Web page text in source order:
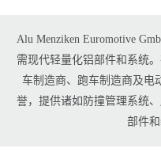
Alu Menziken Euromotive
需现代轻量化铝部件和系统
车制造商、跑车制造商及电
誉，提供诸如防撞管理系统
部件和